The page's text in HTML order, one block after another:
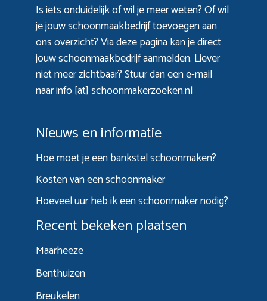
Is iets onduidelijk of wil je meer weten? Of wil
je jouw schoonmaakbedrijf toevoegen aan
ons overzicht? Viadeze paginakan je direct
jouw schoonmaakbedrijf aanmelden. Liever
niet meer zichtbaar? Stuur dan een e-mail
naar info [at] schoonmakerzoeken.nl
Nieuws en informatie
Hoe moet je een bankstel schoonmaken?
Kosten van een schoonmaker
Hoeveel uur heb ik een schoonmaker nodig?
Recent bekeken plaatsen
Maarheeze
Benthuizen
Breukelen